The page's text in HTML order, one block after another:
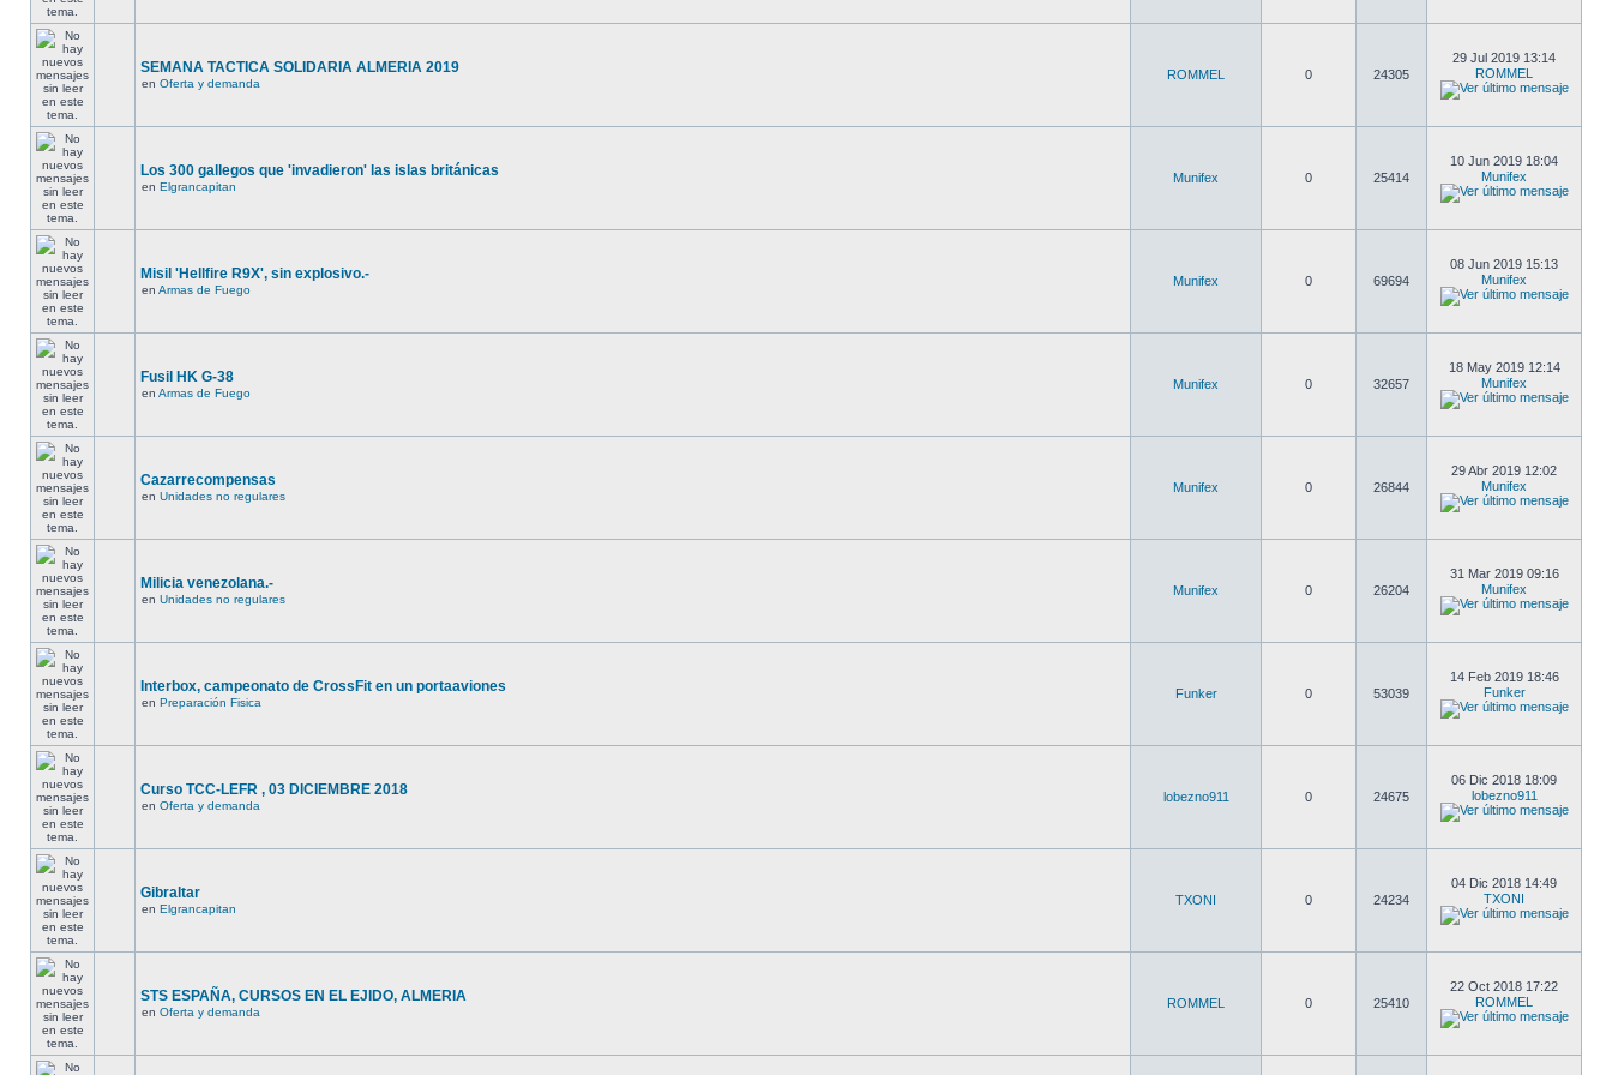
SEMANA TACTICA SOLIDARIA ALMERIA 2019
en Oferta y demanda
ROMMEL 0 24305
29 Jul 2019 13:14
ROMMEL
Los 300 gallegos que 'invadieron' las islas británicas
en Elgrancapitan
Munifex 0 25414
10 Jun 2019 18:04
Munifex
Misil 'Hellfire R9X', sin explosivo.-
en Armas de Fuego
Munifex 0 69694
08 Jun 2019 15:13
Munifex
Fusil HK G-38
en Armas de Fuego
Munifex 0 32657
18 May 2019 12:14
Munifex
Cazarrecompensas
en Unidades no regulares
Munifex 0 26844
29 Abr 2019 12:02
Munifex
Milicia venezolana.-
en Unidades no regulares
Munifex 0 26204
31 Mar 2019 09:16
Munifex
Interbox, campeonato de CrossFit en un portaaviones
en Preparación Fisica
Funker 0 53039
14 Feb 2019 18:46
Funker
Curso TCC-LEFR , 03 DICIEMBRE 2018
en Oferta y demanda
lobezno911 0 24675
06 Dic 2018 18:09
lobezno911
Gibraltar
en Elgrancapitan
TXONI 0 24234
04 Dic 2018 14:49
TXONI
STS ESPAÑA, CURSOS EN EL EJIDO, ALMERIA
en Oferta y demanda
ROMMEL 0 25410
22 Oct 2018 17:22
ROMMEL